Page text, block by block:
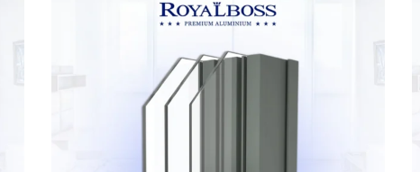
Nhôm hệ Châu Âu mở trượt C120 cửa đi kết hợp lưới chống muỗi